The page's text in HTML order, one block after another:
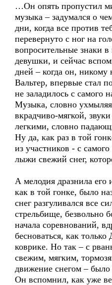
…Он опять пропустил
музыка – задумался о
дни, когда все против
перевернуто с ног на
вопросительные знаки
девушки, и сейчас
дней – когда он,
Вальтер, впервые стал
не заладилось с самого
Музыка, словно
вкрадчиво-мягкой,
легкими, словно
Ну да, как раз в той
из участников - с
лыжи свежий снег,
А мелодия дразнила его
как в той гонке, было
снег разгуливался все
стрельбище, безвольно
начала соревнований,
бесноваться, как
коврике. Но так – с
свежим, мягким,
движение снегом – было
Он вспомнил, как уже